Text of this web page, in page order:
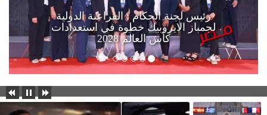
رئيس لجنة الحكام : الفراعنة الدولية
لجمباز الايروبيك خطوة في استعدادات
كأس العالم 2028